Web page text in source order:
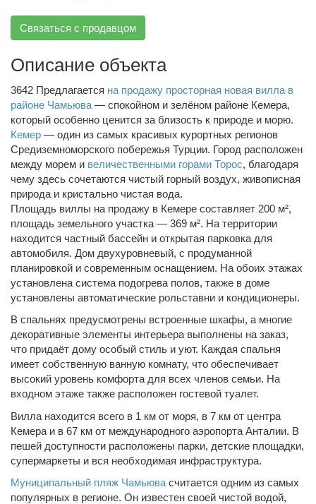
Связаться с продавцом
Описание объекта
3642 Предлагается на продажу просторная новая вилла в
районе Чамьюва — спокойном и зелёном районе Кемера,
который особенно ценится за близость к природе и морю.
Кемер — один из самых красивых курортных регионов
Средиземноморского побережья Турции. Город расположен
между морем и величественными горами Торос, благодаря
чему здесь сочетаются чистый горный воздух, живописная
природа и кристально чистая вода.
Площадь виллы на продажу в Кемере составляет 200 м²,
площадь земельного участка — 369 м². На территории
находится частный бассейн и открытая парковка для
автомобиля. Дом двухуровневый, с продуманной
планировкой и современным оснащением. На обоих этажах
установлена система подогрева полов, также в доме
установлены автоматические рольставни и кондиционеры.
В спальнях предусмотрены встроенные шкафы, а многие
декоративные элементы интерьера выполнены на заказ,
что придаёт дому особый стиль и уют. Каждая спальня
имеет собственную ванную комнату, что обеспечивает
высокий уровень комфорта для всех членов семьи. На
входном этаже также расположен гостевой туалет.
Вилла находится всего в 1 км от моря, в 7 км от центра
Кемера и в 67 км от международного аэропорта Анталии. В
пешей доступности расположены парки, детские площадки,
супермаркеты и вся необходимая инфраструктура.
Муниципальный пляж Чамьюва считается одним из самых
популярных в регионе. Он известен своей чистой водой,